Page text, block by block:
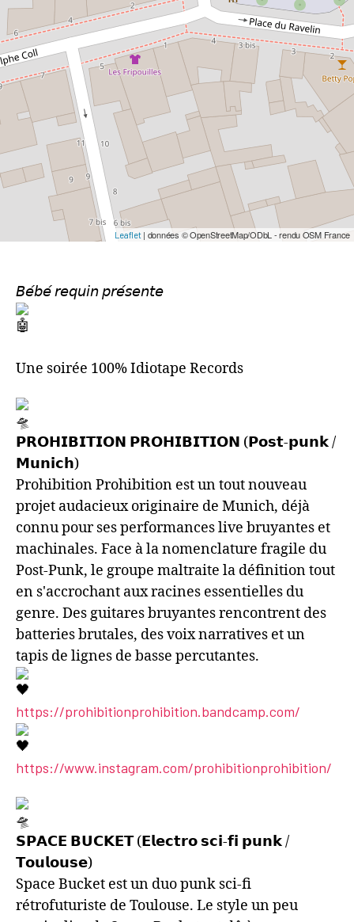
Leaflet| données © OpenStreetMap/ODbL - rendu OSM France
𝘉𝘦́𝘣𝘦́ 𝘳𝘦𝘲𝘶𝘪𝘯 𝘱𝘳𝘦́𝘴𝘦𝘯𝘵𝘦
Une soirée 100% Idiotape Records
𝗣𝗥𝗢𝗛𝗜𝗕𝗜𝗧𝗜𝗢𝗡 𝗣𝗥𝗢𝗛𝗜𝗕𝗜𝗧𝗜𝗢𝗡 (𝗣𝗼𝘀𝘁-𝗽𝘂𝗻𝗸 /
𝗠𝘂𝗻𝗶𝗰𝗵)
Prohibition Prohibition est un tout nouveau
projet audacieux originaire de Munich, déjà
connu pour ses performances live bruyantes et
machinales. Face à la nomenclature fragile du
Post-Punk, le groupe maltraite la définition tout
en s'accrochant aux racines essentielles du
genre. Des guitares bruyantes rencontrent des
batteries brutales, des voix narratives et un
tapis de lignes de basse percutantes.
https://prohibitionprohibition.bandcamp.com/
https://www.instagram.com/prohibitionprohibition/
𝗦𝗣𝗔𝗖𝗘 𝗕𝗨𝗖𝗞𝗘𝗧 (𝗘𝗹𝗲𝗰𝘁𝗿𝗼 𝘀𝗰𝗶-𝗳𝗶 𝗽𝘂𝗻𝗸 /
𝗧𝗼𝘂𝗹𝗼𝘂𝘀𝗲)
Space Bucket est un duo punk sci-fi
rétrofuturiste de Toulouse. Le style un peu